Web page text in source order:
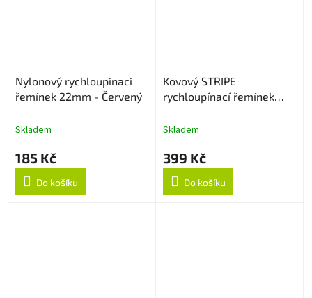
Nylonový rychloupínací
řemínek 22mm - Červený
Skladem
185 Kč
Do košíku
Kovový STRIPE
rychloupínací řemínek
Skladem
399 Kč
Do košíku